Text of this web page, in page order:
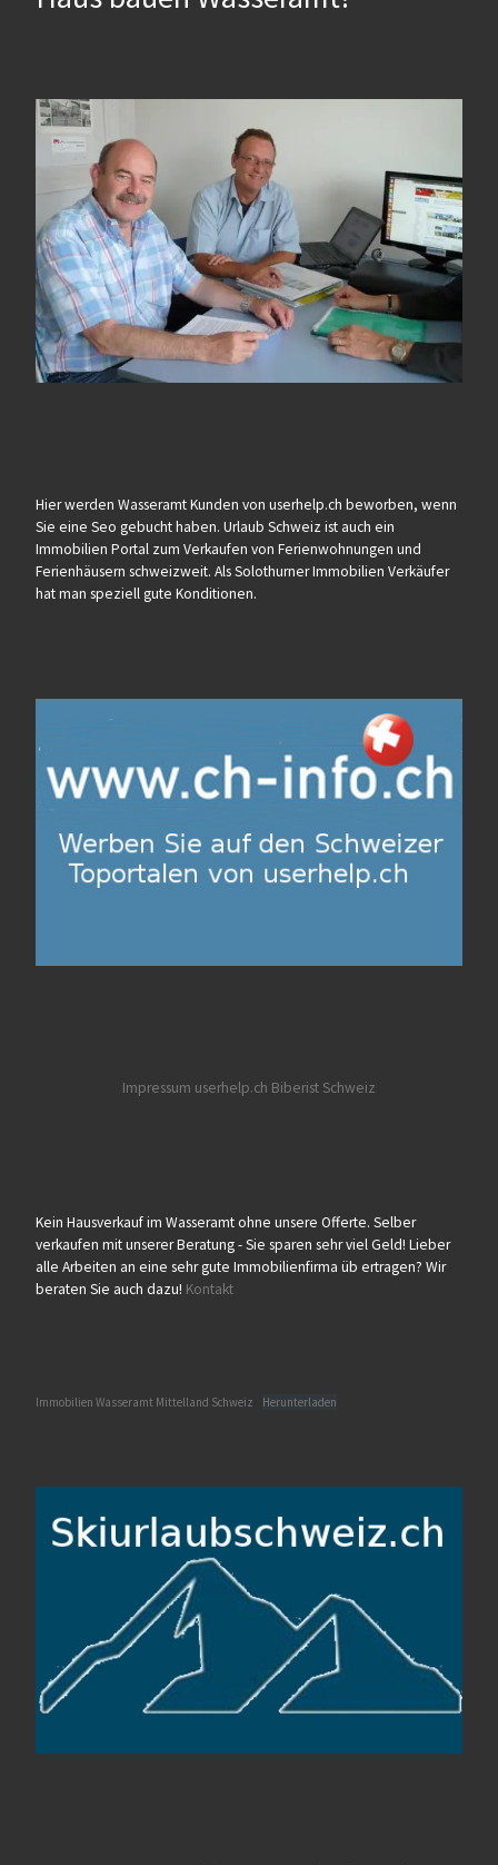
Hier werden Wasseramt Kunden von userhelp.ch beworben, wenn
Sie eine Seo gebucht haben. Urlaub Schweiz ist auch ein
Immobilien Portal zum Verkaufen von Ferienwohnungen und
Ferienhäusern schweizweit. Als Solothurner Immobilien Verkäufer
hat man speziell gute Konditionen.
Impressum userhelp.ch Biberist Schweiz
Kein Hausverkauf im Wasseramt ohne unsere Offerte. Selber
verkaufen mit unserer Beratung - Sie sparen sehr viel Geld! Lieber
alle Arbeiten an eine sehr gute Immobilienfirma üb ertragen? Wir
beraten Sie auch dazu! Kontakt
Immobilien Wasseramt Mittelland Schweiz Herunterladen